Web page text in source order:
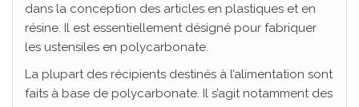
dans la conception des articles en plastiques et en
résine. Il est essentiellement désigné pour fabriquer
les ustensiles en polycarbonate.
La plupart des récipients destinés à l’alimentation sont
faits à base de polycarbonate. Il s’agit notamment des